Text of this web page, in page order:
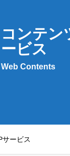
コンテン
ービス
Web Contents
サービス